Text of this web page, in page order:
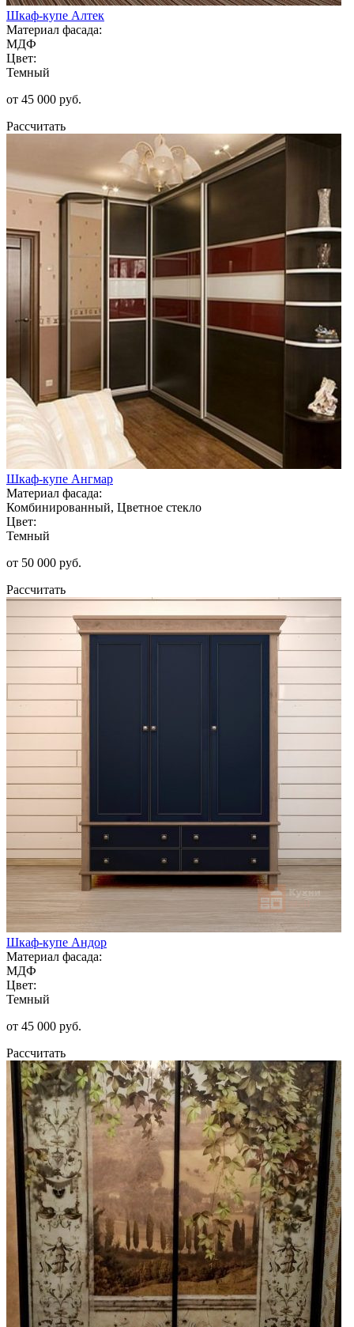
Шкаф-купе Алтек
Материал фасада:
МДФ
Цвет:
Темный
от 45 000 руб.
Рассчитать
Шкаф-купе Ангмар
Материал фасада:
Комбинированный, Цветное стекло
Цвет:
Темный
от 50 000 руб.
Рассчитать
Шкаф-купе Андор
Материал фасада:
МДФ
Цвет:
Темный
от 45 000 руб.
Рассчитать